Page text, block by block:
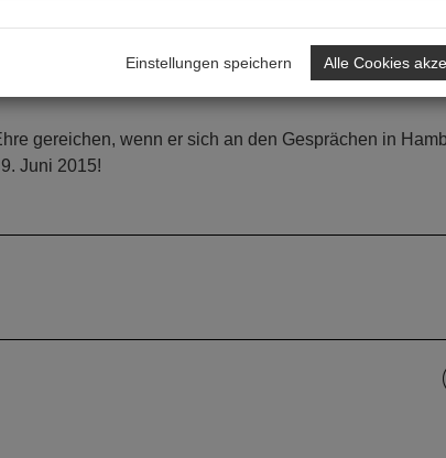
haben wir hier und da Aufmerksamkeit
für Denkmalpflege, den 50. Jahrestag seiner Gründung
von ICOMOS wurde 1965 in Mainz
gereichen, wenn er sich an den Gesprächen in
Juni 2015!
Einstellungen speichern Alle Cookies